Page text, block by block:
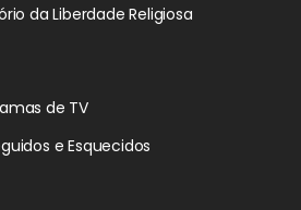
da Liberdade Religiosa
de TV
e Esquecidos